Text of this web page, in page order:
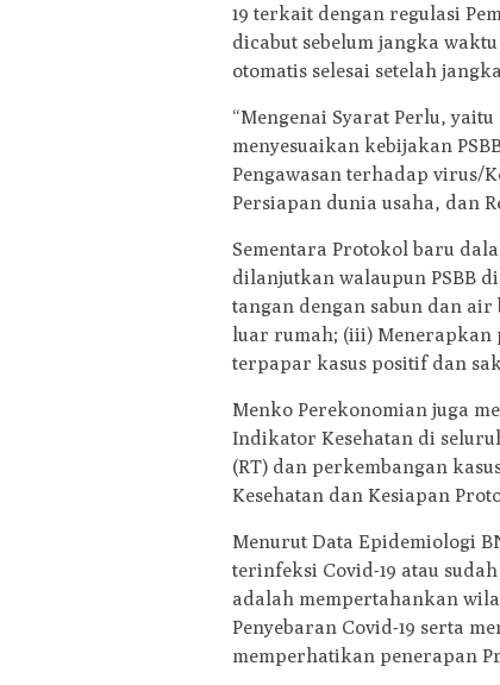
19 terkait dengan regulasi
dicabut sebelum jangka
otomatis selesai setelah
“Mengenai Syarat Perlu,
menyesuaikan kebijakan
Pengawasan terhadap virus/
Persiapan dunia usaha, dan
Sementara Protokol baru
dilanjutkan walaupun PSBB
tangan dengan sabun dan
luar rumah; (iii) Menerapkan
terpapar kasus positif dan
Menko Perekonomian juga
Indikator Kesehatan di
(RT) dan perkembangan
Kesehatan dan Kesiapan
Menurut Data Epidemiologi
terinfeksi Covid-19 atau
adalah mempertahankan
Penyebaran Covid-19 serta
memperhatikan penerapan